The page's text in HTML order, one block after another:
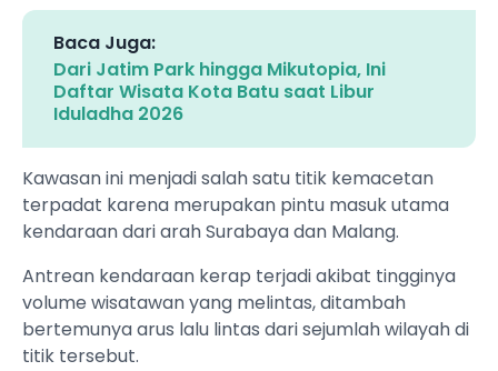
Baca Juga:
Dari Jatim Park hingga Mikutopia, Ini
Daftar Wisata Kota Batu saat Libur
Iduladha 2026
Kawasan ini menjadi salah satu titik kemacetan
terpadat karena merupakan pintu masuk utama
kendaraan dari arah Surabaya dan Malang.
Antrean kendaraan kerap terjadi akibat tingginya
volume wisatawan yang melintas, ditambah
bertemunya arus lalu lintas dari sejumlah wilayah di
titik tersebut.